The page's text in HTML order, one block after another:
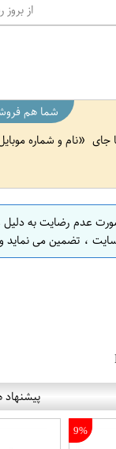
از
شما هم
جای
نام و شماره
عدم رضایت به
، تضمین می نماید
پیشنهاد
9%